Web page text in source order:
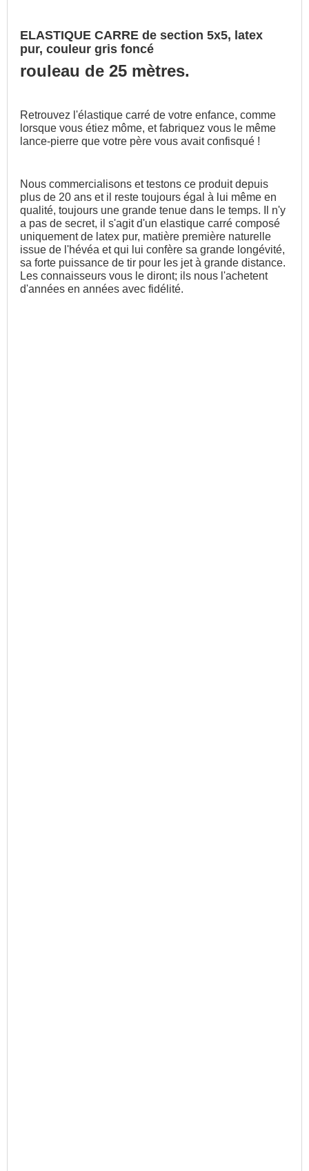
ELASTIQUE CARRE de section 5x5, latex
pur, couleur gris foncé
rouleau de 25 mètres.
Retrouvez l'élastique carré de votre enfance, comme
lorsque vous étiez môme, et fabriquez vous le même
lance-pierre que votre père vous avait confisqué !
Nous commercialisons et testons ce produit depuis
plus de 20 ans et il reste toujours égal à lui même en
qualité, toujours une grande tenue dans le temps. Il n'y
a pas de secret, il s'agit d'un elastique carré composé
uniquement de latex pur, matière première naturelle
issue de l'hévéa et qui lui confère sa grande longévité,
sa forte puissance de tir pour les jet à grande distance.
Les connaisseurs vous le diront; ils nous l'achetent
d'années en années avec fidélité.